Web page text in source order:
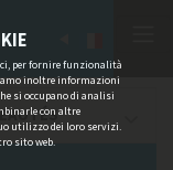
per fornire funzionalità
inoltre informazioni
si occupano di analisi
con altre
utilizzo dei loro servizi.
sito web.